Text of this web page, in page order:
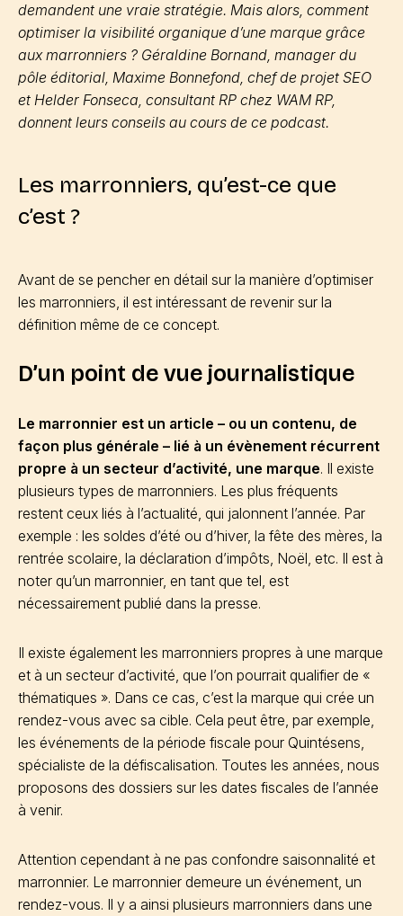
demandent une vraie stratégie. Mais alors, comment
optimiser la visibilité organique d’une marque grâce
aux marronniers ? Géraldine Bornand, manager du
pôle éditorial, Maxime Bonnefond, chef de projet SEO
et Helder Fonseca, consultant RP chez WAM RP,
donnent leurs conseils au cours de ce podcast.
Les marronniers, qu’est-ce que
c’est ?
Avant de se pencher en détail sur la manière d’optimiser
les marronniers, il est intéressant de revenir sur la
définition même de ce concept.
D’un point de vue journalistique
Le marronnier est un article – ou un contenu, de
façon plus générale – lié à un évènement récurrent
propre à un secteur d’activité, une marque. Il existe
plusieurs types de marronniers. Les plus fréquents
restent ceux liés à l’actualité, qui jalonnent l’année. Par
exemple : les soldes d’été ou d’hiver, la fête des mères, la
rentrée scolaire, la déclaration d’impôts, Noël, etc. Il est à
noter qu’un marronnier, en tant que tel, est
nécessairement publié dans la presse.
Il existe également les marronniers propres à une marque
et à un secteur d’activité, que l’on pourrait qualifier de «
thématiques ». Dans ce cas, c’est la marque qui crée un
rendez-vous avec sa cible. Cela peut être, par exemple,
les événements de la période fiscale pour Quintésens,
spécialiste de la défiscalisation. Toutes les années, nous
proposons des dossiers sur les dates fiscales de l’année
à venir.
Attention cependant à ne pas confondre saisonnalité et
marronnier. Le marronnier demeure un événement, un
rendez-vous. Il y a ainsi plusieurs marronniers dans une